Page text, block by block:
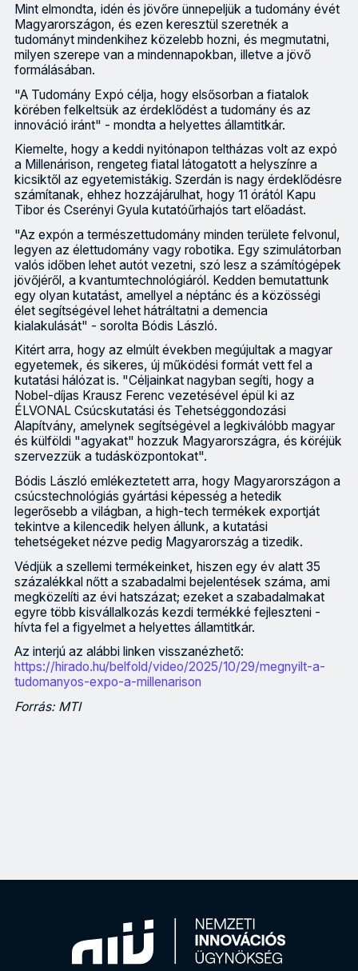
Mint elmondta, idén és jövőre ünnepeljük a tudomány évét
Magyarországon, és ezen keresztül szeretnék a
tudományt mindenkihez közelebb hozni, és megmutatni,
milyen szerepe van a mindennapokban, illetve a jövő
formálásában.
"A Tudomány Expó célja, hogy elsősorban a fiatalok
körében felkeltsük az érdeklődést a tudomány és az
innováció iránt" - mondta a helyettes államtitkár.
Kiemelte, hogy a keddi nyitónapon teltházas volt az expó
a Millenárison, rengeteg fiatal látogatott a helyszínre a
kicsiktől az egyetemistákig. Szerdán is nagy érdeklődésre
számítanak, ehhez hozzájárulhat, hogy 11 órától Kapu
Tibor és Cserényi Gyula kutatóűrhajós tart előadást.
"Az expón a természettudomány minden területe felvonul,
legyen az élettudomány vagy robotika. Egy szimulátorban
valós időben lehet autót vezetni, szó lesz a számítógépek
jövőjéről, a kvantumtechnológiáról. Kedden bemutattunk
egy olyan kutatást, amellyel a néptánc és a közösségi
élet segítségével lehet hátráltatni a demencia
kialakulását" - sorolta Bódis László.
Kitért arra, hogy az elmúlt években megújultak a magyar
egyetemek, és sikeres, új működési formát vett fel a
kutatási hálózat is. "Céljainkat nagyban segíti, hogy a
Nobel-díjas Krausz Ferenc vezetésével épül ki az
ÉLVONAL Csúcskutatási és Tehetséggondozási
Alapítvány, amelynek segítségével a legkiválóbb magyar
és külföldi "agyakat" hozzuk Magyarországra, és köréjük
szervezzük a tudásközpontokat".
Bódis László emlékeztetett arra, hogy Magyarországon a
csúcstechnológiás gyártási képesség a hetedik
legerősebb a világban, a high-tech termékek exportját
tekintve a kilencedik helyen állunk, a kutatási
tehetségeket nézve pedig Magyarország a tizedik.
Védjük a szellemi termékeinket, hiszen egy év alatt 35
százalékkal nőtt a szabadalmi bejelentések száma, ami
megközelíti az évi hatszázat; ezeket a szabadalmakat
egyre több kisvállalkozás kezdi termékké fejleszteni -
hívta fel a figyelmet a helyettes államtitkár.
Az interjú az alábbi linken visszanézhető:
https://hirado.hu/belfold/video/2025/10/29/megnyilt-a-
tudomanyos-expo-a-millenarison
Forrás: MTI